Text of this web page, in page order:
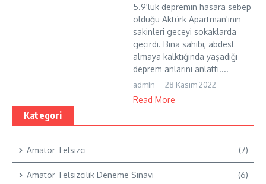
5.9'luk depremin hasara sebep
olduğu Aktürk Apartman'ının
sakinleri geceyi sokaklarda
geçirdi. Bina sahibi, abdest
almaya kalktığında yaşadığı
deprem anlarını anlattı....
admin 28 Kasım 2022
Read More
Kategori
Amatör Telsizci (7)
Amatör Telsizcilik Deneme Sınavı (6)